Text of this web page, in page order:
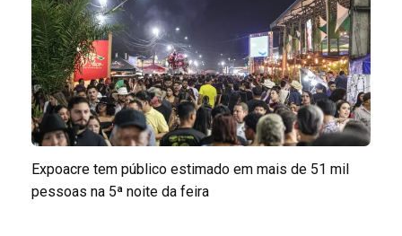
Expoacre tem público estimado em mais de 51 mil
pessoas na 5ª noite da feira